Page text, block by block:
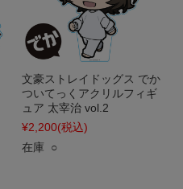
文豪ストレイドッグス でか
ついてっくアクリルフィギ
ュア 太宰治 vol.2
¥2,200(税込)
在庫 ○